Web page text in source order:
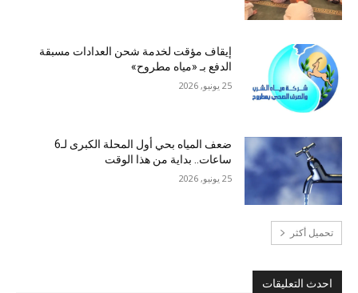
إيقاف مؤقت لخدمة شحن العدادات مسبقة
الدفع بـ «مياه مطروح»
25 يونيو, 2026
ضعف المياه بحي أول المحلة الكبرى لـ6
ساعات.. بداية من هذا الوقت
25 يونيو, 2026
تحميل أكثر
احدث التعليقات